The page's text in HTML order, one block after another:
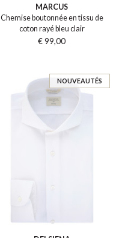
MARCUS
Chemise boutonnée en tissu de
coton rayé bleu clair
€ 99,00
NOUVEAUTÉS